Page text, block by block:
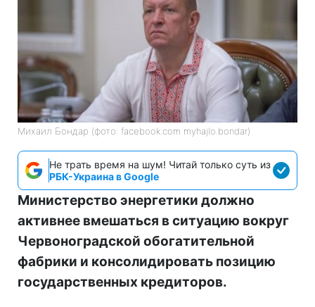
Михаил Бондар (фото: facebook.com myhajlo.bondar)
Не трать время на шум! Читай только суть из
РБК-Украина в Google
Министерство энергетики должно
активнее вмешаться в ситуацию вокруг
Червоноградской обогатительной
фабрики и консолидировать позицию
государственных кредиторов.